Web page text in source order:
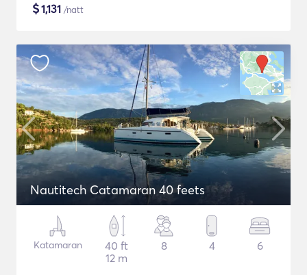
$1,131 /natt
Nautitech Catamaran 40 feets
Katamaran
40 ft
12 m
8 4 6